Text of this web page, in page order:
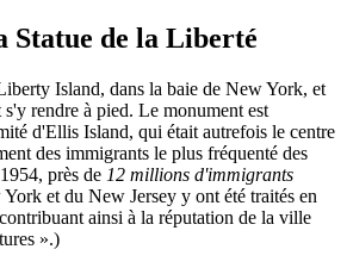
Statue de la Liberté
Island, dans la baie de New York, et
rendre à pied. Le monument est
d'Ellis Island, qui était autrefois le centre
des immigrants le plus fréquenté des
près de 12 millions d'immigrants
et du New Jersey y ont été traités en
ainsi à la réputation de la ville
».)